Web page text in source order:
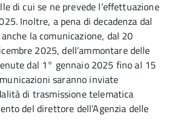
di cui se ne prevede l’effettuazione
Inoltre, a pena di decadenza dal
la comunicazione, dal 20
2025, dell’ammontare delle
dal 1° gennaio 2025 fino al 15
saranno inviate
di trasmissione telematica
del direttore dell’Agenzia delle